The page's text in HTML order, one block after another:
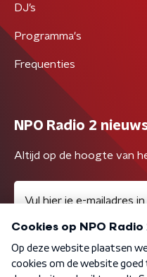
DJ’s
Programma's
Frequenties
NPO Radio 2
Altijd op de hoogte van